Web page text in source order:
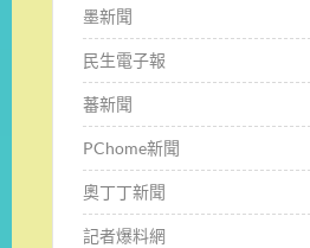
墨新聞
民生電子報
蕃新聞
PChome新聞
奧丁丁新聞
記者爆料網